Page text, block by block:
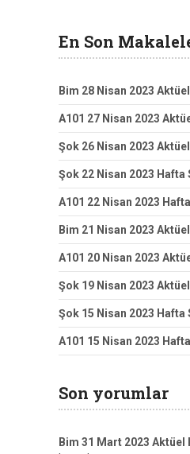
En Son
Bim 28 Nisan 2023
A101 27 Nisan 2023
Şok 26 Nisan 2023
Şok 22 Nisan 2023 Hafta
A101 22 Nisan 2023
Bim 21 Nisan 2023
A101 20 Nisan 2023
Şok 19 Nisan 2023
Şok 15 Nisan 2023 Hafta
A101 15 Nisan 2023
Son yorumlar
Bim 31 Mart 2023 Aktüel